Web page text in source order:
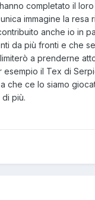
completato il
immagine la resa
anche io in
da più fronti e che
a prenderne
il Tex di
ce lo siamo
più.